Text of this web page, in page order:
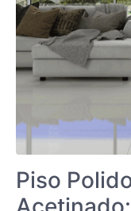
Piso